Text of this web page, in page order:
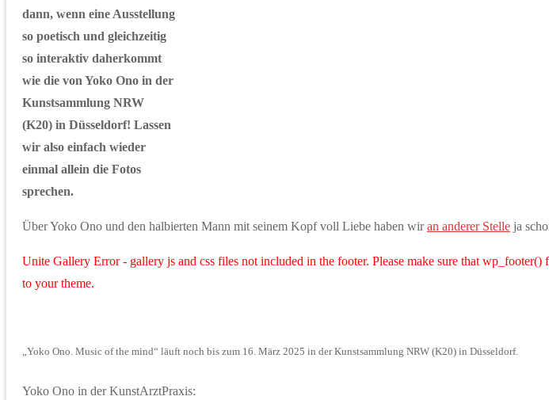
dann, wenn eine Ausstellung
so poetisch und gleichzeitig
so interaktiv daherkommt
wie die von Yoko Ono in der
Kunstsammlung NRW
(K20) in Düsseldorf! Lassen
wir also einfach wieder
einmal allein die Fotos
sprechen.
Über Yoko Ono und den halbierten Mann mit seinem Kopf voll Liebe haben wiran anderer Stelle ja
Unite Gallery Error - gallery js and css files not included in the footer. Please make sure that wp_footer()
to your theme.
„Yoko Ono. Music of the mind“ läuft noch bis zum 16. März 2025 in der Kunstsammlung NRW (K20) in Düsseldorf.
Yoko Ono in der KunstArztPraxis: